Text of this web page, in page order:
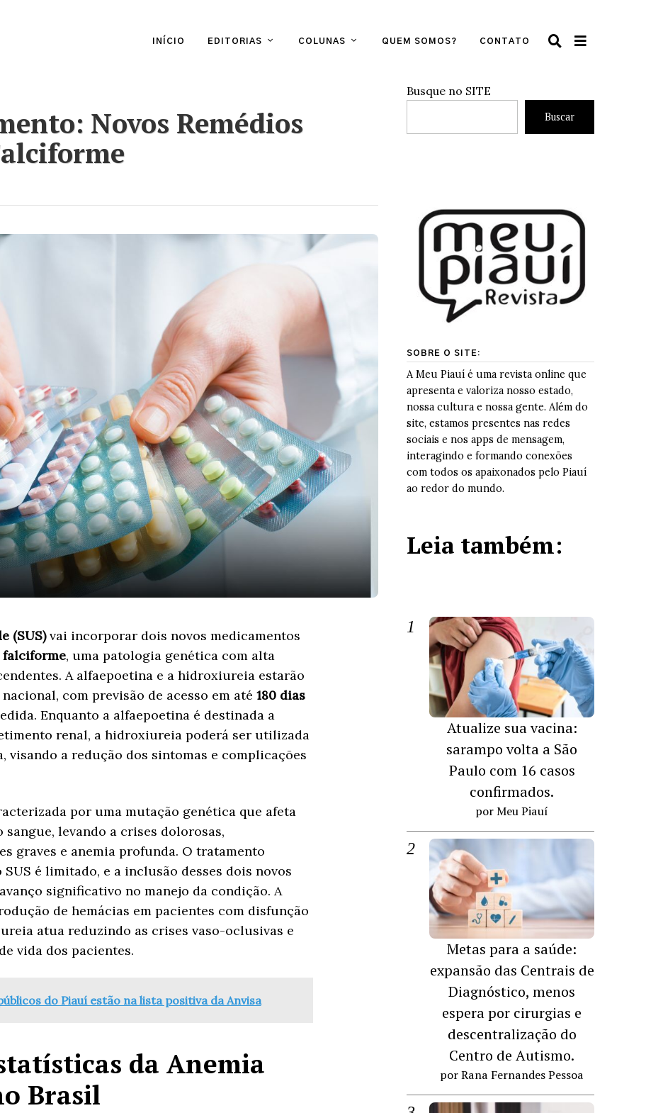
INÍCIO EDITORIAS COLUNAS QUEM SOMOS? CONTATO
Novos Remédios
(SUS)vai incorporar dois novos medicamentos
falciforme, uma patologia genética com alta
A alfaepoetina e a hidroxiureia estarão
com previsão de acesso em até 180 dias
Enquanto a alfaepoetina é destinada a
renal, a hidroxiureia poderá ser utilizada
visando a redução dos sintomas e complicações
por uma mutação genética que afeta
levando a crises dolorosas,
graves e anemia profunda. O tratamento
é limitado, e a inclusão desses dois novos
significativo no manejo da condição. A
de hemácias em pacientes com disfunção
atua reduzindo as crises vaso-oclusivas e
vida dos pacientes.
do Piauí estão na lista positiva da Anvisa
da Anemia
Brasil
Busque no SITE
Buscar
SOBRE O SITE:
A Meu Piauí é uma revista online que
apresenta e valoriza nosso estado,
nossa cultura e nossa gente. Além do
site, estamos presentes nas redes
sociais e nos apps de mensagem,
interagindo e formando conexões
com todos os apaixonados pelo Piauí
ao redor do mundo.
Leia também:
Atualize sua vacina:
sarampo volta a São
Paulo com 16 casos
confirmados.
por Meu Piauí
Metas para a saúde:
expansão das Centrais de
Diagnóstico, menos
espera por cirurgias e
descentralização do
Centro de Autismo.
por Rana Fernandes Pessoa